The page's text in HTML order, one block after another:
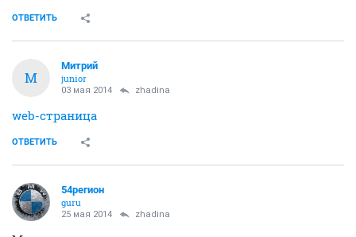
ОТВЕТИТЬ
М
Митрий
junior
03 мая 2014 zhadina
web-страница
ОТВЕТИТЬ
54регион
guru
25 мая 2014 zhadina